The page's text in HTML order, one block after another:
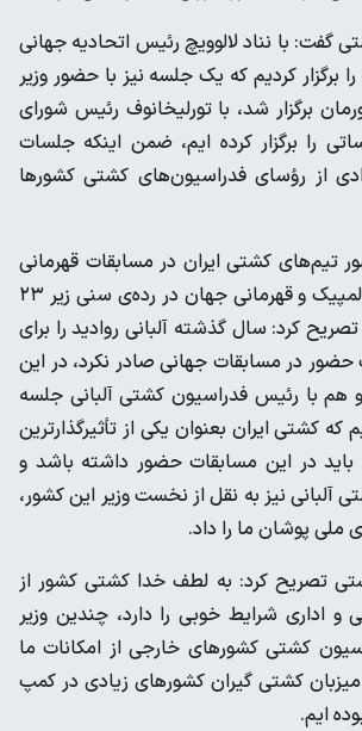
گفت: با نناد لالوویچ رئیس اتحادیه جهانی
کردیم که یک جلسه نیز با حضور وزیر
برگزار شد، با تورلیخانوف رئیس شورای
را برگزار کرده ایم، ضمن اینکه جلسات
از رؤسای فدراسیون‌های کشتی کشورها
تیم‌های کشتی ایران در مسابقات قهرمانی
جهان در اوزان غیر المپیک و قهرمانی جهان در رده‌ی سنی زیر ۲۳
کرد: سال گذشته آلبانی روادید را برای
در مسابقات جهانی صادر نکرد، در این
و هم با رئیس فدراسیون کشتی آلبانی جلسه
که کشتی ایران بعنوان یکی از تأثیرگذارترین
در این مسابقات حضور داشته باشد و
آلبانی نیز به نقل از نخست وزیر این کشور،
ملی پوشان ما را داد.
تصریح کرد: به لطف خدا کشتی کشور از
و اداری شرایط خوبی را دارد، چندین وزیر
کشتی کشورهای خارجی از امکانات ما
میزبان کشتی گیران کشورهای زیادی در کمپ
ایم.